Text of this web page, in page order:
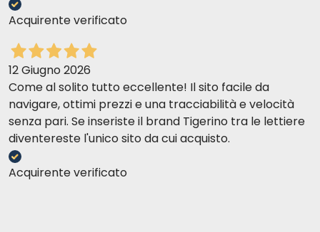
Acquirente verificato
12 Giugno 2026
Come al solito tutto eccellente! Il sito facile da
navigare, ottimi prezzi e una tracciabilità e velocità
senza pari. Se inseriste il brand Tigerino tra le lettiere
diventereste l'unico sito da cui acquisto.
Acquirente verificato